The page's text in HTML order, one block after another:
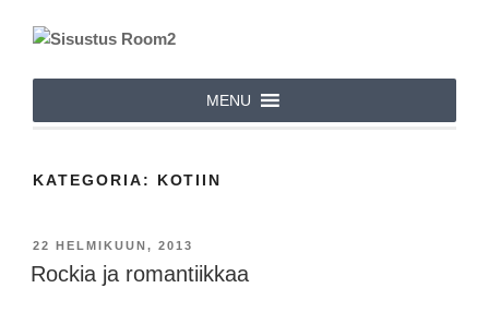
sisältöön
MENU
KATEGORIA: KOTIIN
JULKAISTU
22 HELMIKUUN, 2013
Rockia ja romantiikkaa